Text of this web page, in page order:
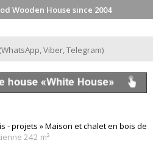
Wooden House since 2004
(WhatsApp,Viber,Telegram)
- projets »Maison et chalet en bois de
242 m²